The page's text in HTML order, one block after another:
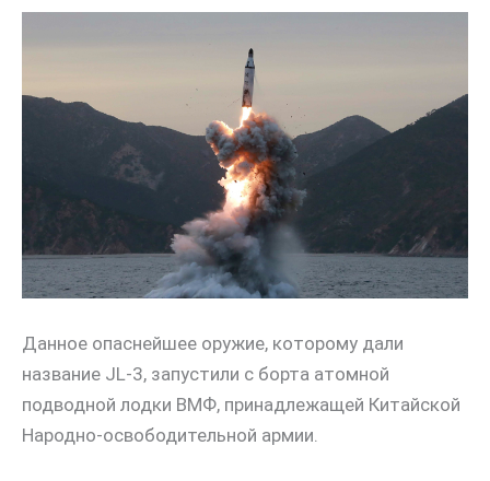
Данное опаснейшее оружие, которому дали
название JL-3, запустили с борта атомной
подводной лодки ВМФ, принадлежащей Китайской
Народно-освободительной армии.